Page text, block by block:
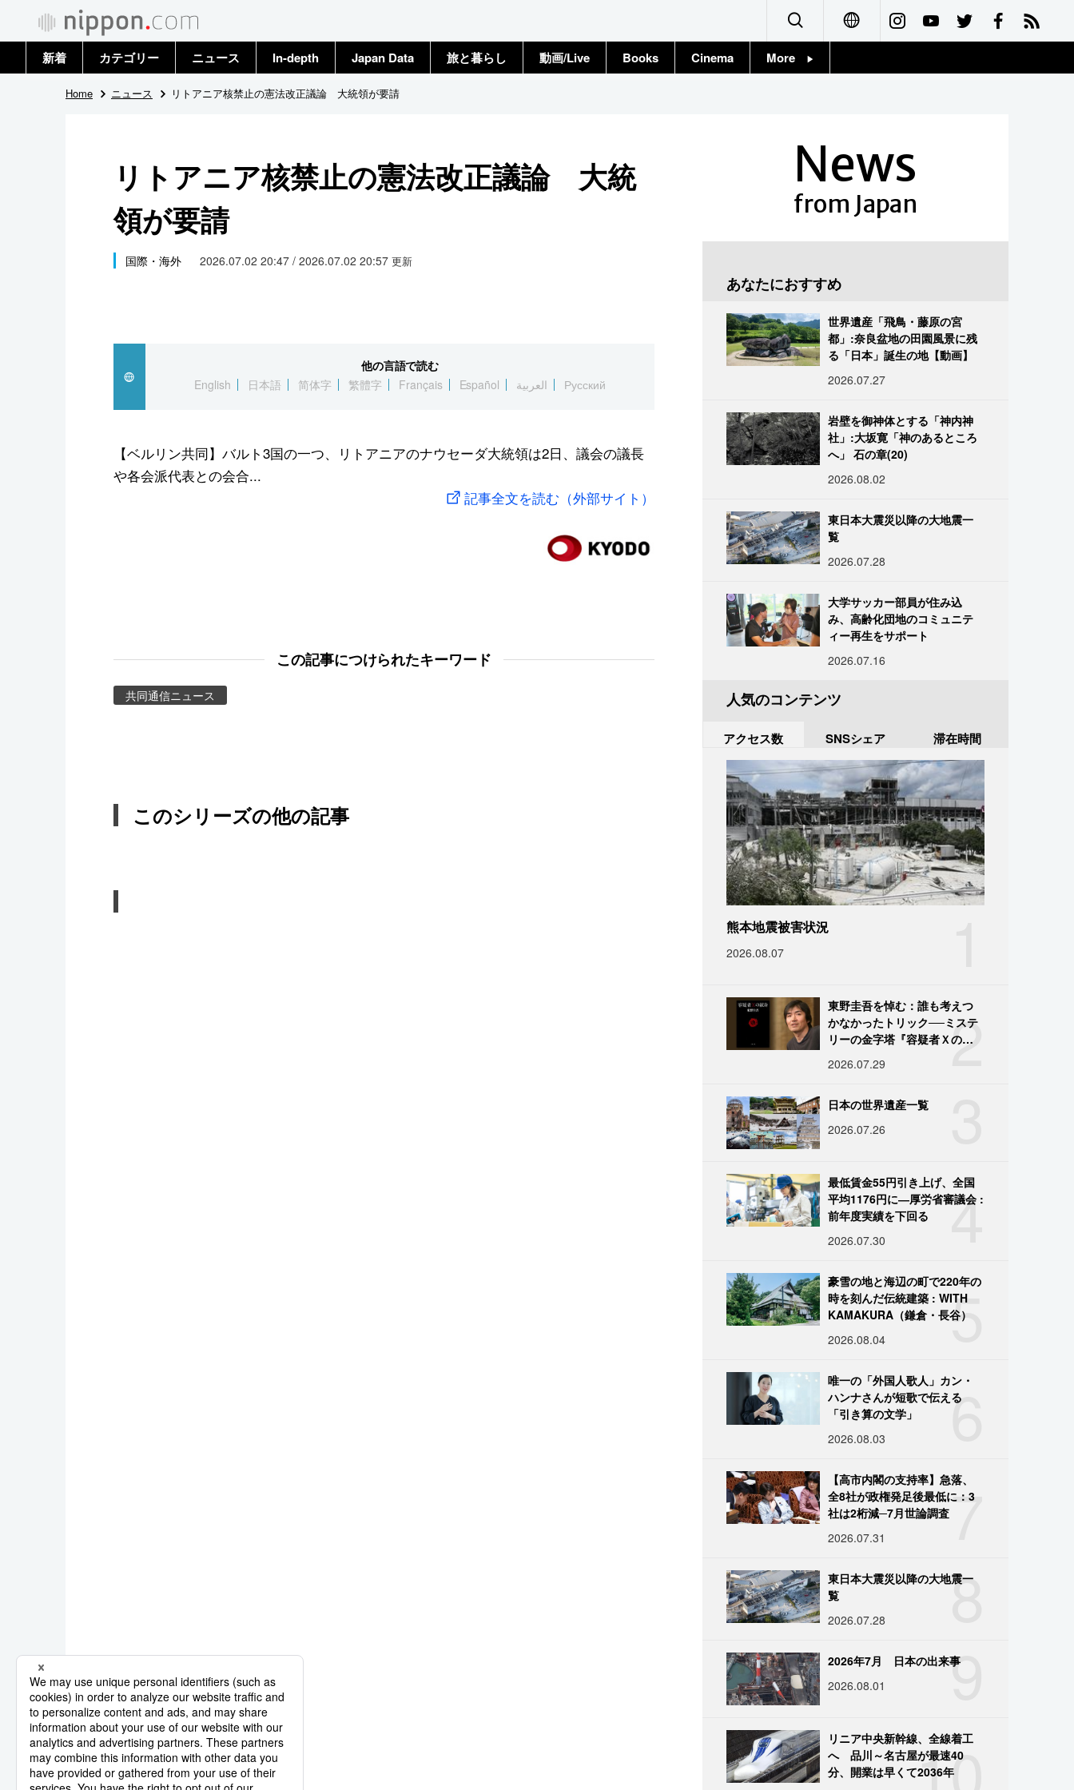
Français
新着 カテゴリー
政治・外交
国際
社会
文化
スポーツ・東京2020
ニュース
トップ
In-depth Japan Data 旅と暮らし 動画/Live Books Cinema More
Home ニュース リトアニア核禁止の憲法改正議論 大統領が要請
リトアニア核禁止の憲法改正議論 大統
領が要請
国際・海外 2026.07.02 20:47 / 2026.07.02 20:57 更新
他の言語で読む
English
日本語 简体字 繁體字 Français Español العربية Русский
【ベルリン共同】バルト3国の一つ、リトアニアのナウセーダ大統領は2日、議会の議長
や各会派代表との会合...
記事全文を読む（外部サイト）
この記事につけられたキーワード
共同通信ニュース
このシリーズの他の記事
News
from Japan
あなたにおすすめ
世界遺産「飛鳥・藤原の宮
都」:奈良盆地の田園風景に残
る「日本」誕生の地【動画】
2026.07.27
岩壁を御神体とする「神内神
社」:大坂寛「神のあるところ
へ」 石の章(20)
2026.08.02
東日本大震災以降の大地震一
覧
2026.07.28
大学サッカー部員が住み込
み、高齢化団地のコミュニテ
ィー再生をサポート
2026.07.16
人気のコンテンツ
アクセス数 SNSシェア 滞在時間
熊本地震被害状況
2026.08.07
2
東野圭吾を悼む：誰も考えつ
かなかったトリック──ミステ
リーの金字塔『容疑者Ｘの献
2026.07.29
日本の世界遺産一覧
2026.07.26
4
最低賃金55円引き上げ、全国
平均1176円に―厚労省審議会 :
前年度実績を下回る
2026.07.30
5
豪雪の地と海辺の町で220年の
時を刻んだ伝統建築 : WITH
KAMAKURA（鎌倉・長谷）
2026.08.04
6
唯一の「外国人歌人」カン・
ハンナさんが短歌で伝える
「引き算の文学」
2026.08.03
7
【高市内閣の支持率】急落、
全8社が政権発足後最低に：3
社は2桁減─7月世論調査
2026.07.31
8
東日本大震災以降の大地震一
覧
2026.07.28
9
2026年7月 日本の出来事
2026.08.01
10
リニア中央新幹線、全線着工
へ 品川～名古屋が最速40
分、開業は早くて2036年